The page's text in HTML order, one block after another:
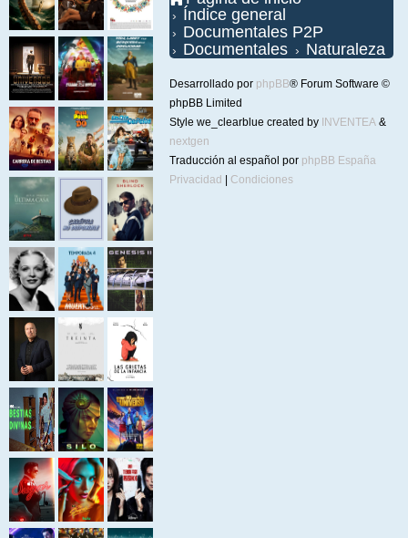
Índice general
Documentales P2P
Documentales
Naturaleza
Desarrollado por phpBB® Forum Software ©
phpBB Limited
Style we_clearblue created by INVENTEA &
nextgen
Traducción al español por phpBB España
Privacidad
Condiciones